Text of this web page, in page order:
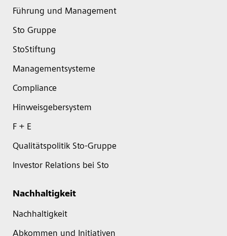
Führung und Management
Sto Gruppe
StoStiftung
Managementsysteme
Compliance
Hinweisgebersystem
F + E
Qualitätspolitik Sto-Gruppe
Investor Relations bei Sto
Nachhaltigkeit
Nachhaltigkeit
Abkommen und Initiativen